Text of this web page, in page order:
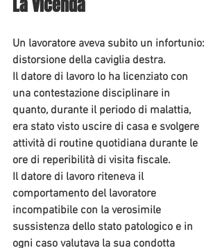
La vicenda
Un lavoratore aveva subito un infortunio:
distorsione della caviglia destra.
Il datore di lavoro lo ha licenziato con
una contestazione disciplinare in
quanto, durante il periodo di malattia,
era stato visto uscire di casa e svolgere
attività di routine quotidiana durante le
ore di reperibilità di visita fiscale.
Il datore di lavoro riteneva il
comportamento del lavoratore
incompatibile con la verosimile
sussistenza dello stato patologico e in
ogni caso valutava la sua condotta